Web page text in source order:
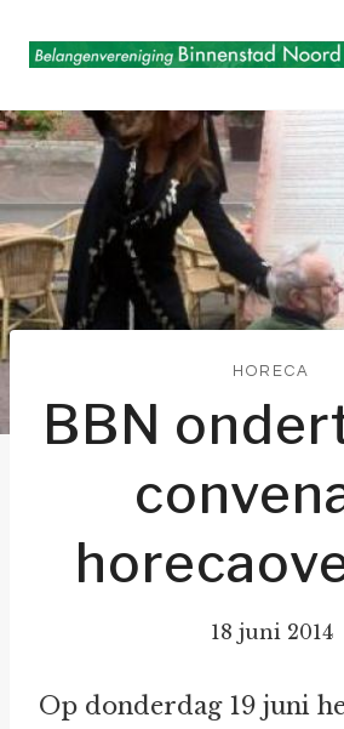
naar
HORECA
BBN
18 juni 2014
Op donderdag 19 juni